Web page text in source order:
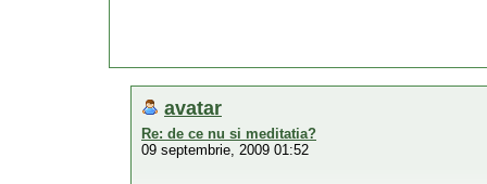
avatar
Re: de ce nu si meditatia?
09 septembrie, 2009 01:52